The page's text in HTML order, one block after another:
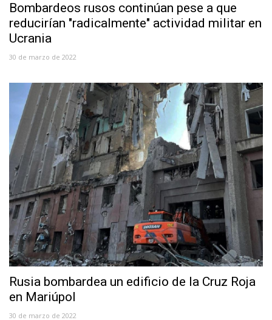
Bombardeos rusos continúan pese a que
reducirían "radicalmente" actividad militar en
Ucrania
30 de marzo de 2022
Rusia bombardea un edificio de la Cruz Roja
en Mariúpol
30 de marzo de 2022